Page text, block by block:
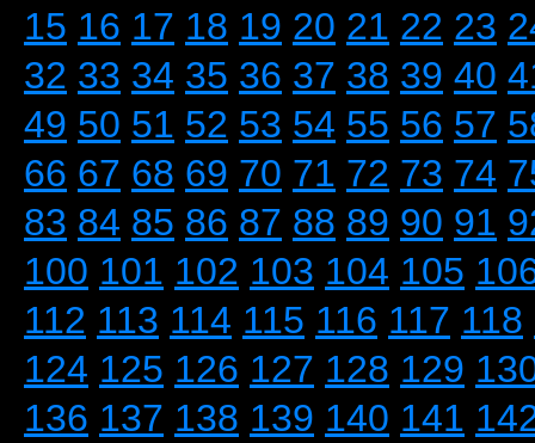
15 16 17 18 19 20 21 22 23
32 33 34 35 36 37 38 39 40
49 50 51 52 53 54 55 56 57
66 67 68 69 70 71 72 73 74
83 84 85 86 87 88 89 90 91
100 101 102 103 104 105
112 113 114 115 116 117 118
124 125 126 127 128 129
136 137 138 139 140 141